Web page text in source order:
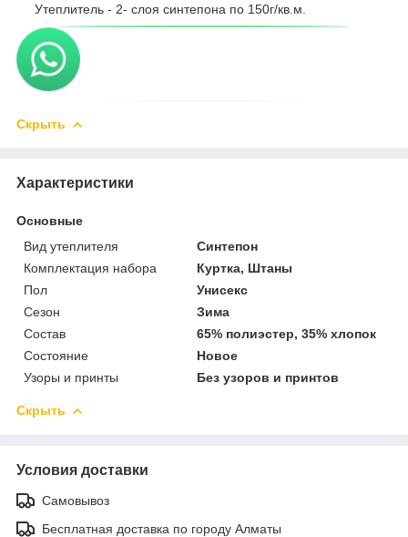
Утеплитель - 2- слоя синтепона по 150г/кв.м.
Скрыть
Характеристики
Основные
Вид утеплителя
Синтепон
Комплектация набора
Куртка, Штаны
Пол
Унисекс
Сезон
Зима
Состав
65% полиэстер, 35% хлопок
Состояние
Новое
Узоры и принты
Без узоров и принтов
Скрыть
Условия доставки
Самовывоз
Бесплатная доставка по городу Алматы